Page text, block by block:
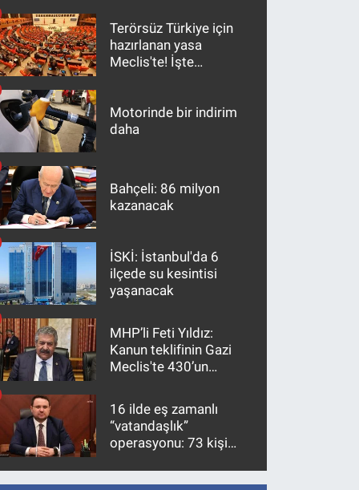
Terörsüz Türkiye için
hazırlanan yasa
Meclis'te! İşte
Motorinde bir indirim
daha
Bahçeli: 86 milyon
kazanacak
İSKİ: İstanbul'da 6
ilçede su kesintisi
yaşanacak
MHP’li Feti Yıldız:
Kanun teklifinin Gazi
Meclis'te 430’un
kanunlaşacağı
görülmektedir
16 ilde eş zamanlı
“vatandaşlık”
operasyonu: 73 kişi